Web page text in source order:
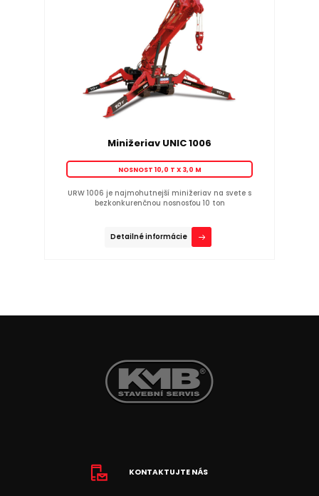
Minižeriav UNIC 1006
NOSNOST 10,0 T X 3,0 M
URW 1006 je najmohutnejší minižeriav na svete s
bezkonkurenčnou nosnosťou 10 ton
Detailné informácie
KONTAKTUJTE NÁS